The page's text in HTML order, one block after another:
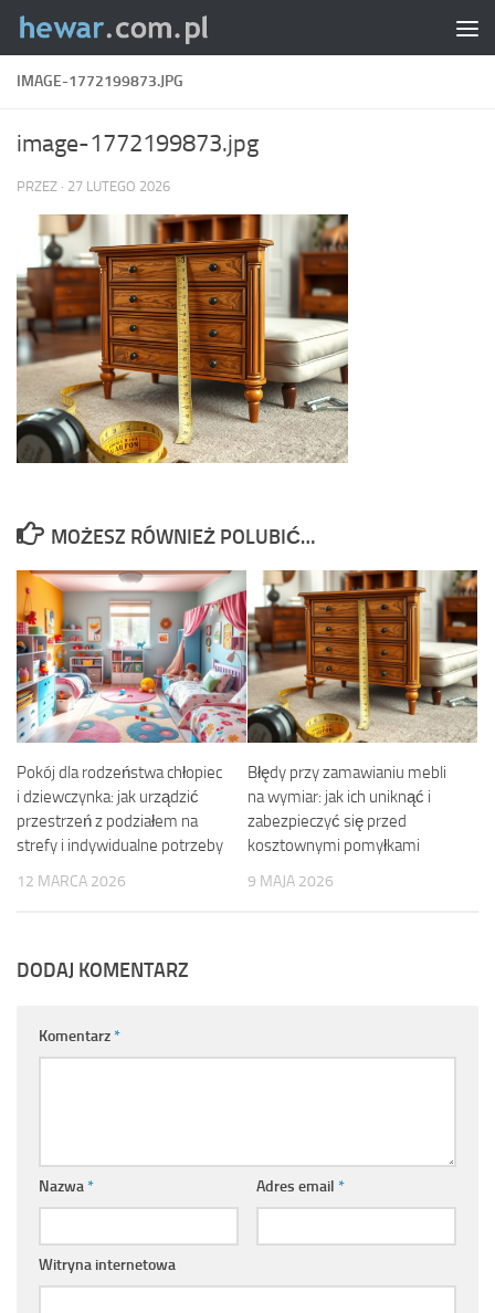
Skip to content
IMAGE-1772199873.JPG
image-1772199873.jpg
PRZEZ · 27 LUTEGO 2026
MOŻESZ RÓWNIEŻ POLUBIĆ…
Pokój dla rodzeństwa chłopiec
i dziewczynka: jak urządzić
przestrzeń z podziałem na
strefy i indywidualne potrzeby
12 MARCA 2026
Błędy przy zamawianiu mebli
na wymiar: jak ich uniknąć i
zabezpieczyć się przed
kosztownymi pomyłkami
9 MAJA 2026
DODAJ KOMENTARZ
Komentarz*
Nazwa* Adres email *
Witryna internetowa